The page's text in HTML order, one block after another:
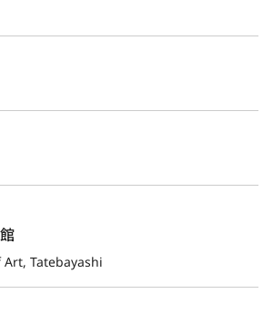
Tatebayashi